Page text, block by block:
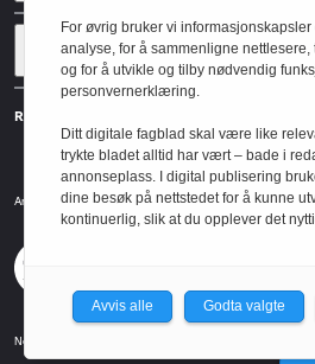
Følg oss
Redaktør
Gaute Brochmann
Arkitektur er et tidsskrift utgitt avNorske arkitekters
NAL
Norske Arkitekters Landsforbund
For øvrig bruker vi
analyse, for å sammenligne
og for å utvikle og tilby nødvendig
personvernerklæring.
Ditt digitale fagblad skal være like
trykte bladet alltid har vært – bade i
annonseplass. I digital publisering
dine besøk på nettstedet for å kunne
kontinuerlig, slik at du opplever det
Avvis alle Godta valgte